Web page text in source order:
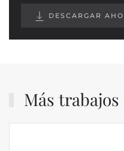
DESCARGAR
Más